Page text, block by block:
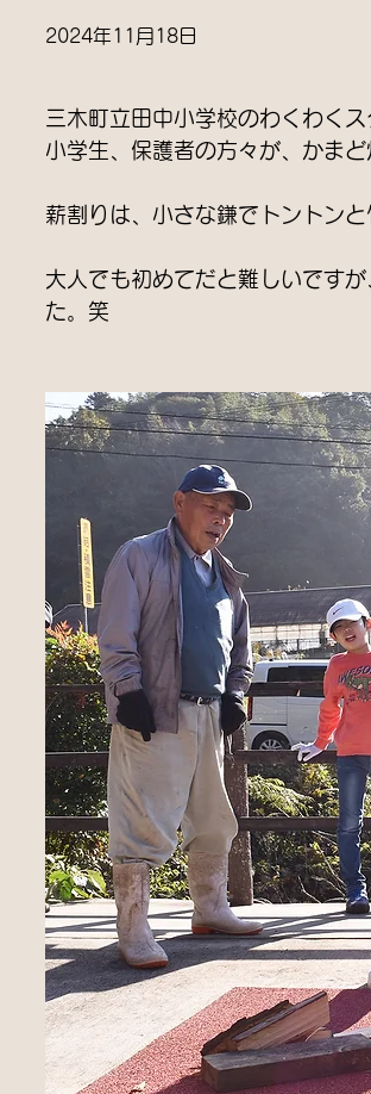
2024年11月18日
三木町立田中小学校のわくわくス
小学生、保護者の方々が、かま
薪割りは、小さな鎌でトントン
大人でも初めてだと難しいです
た。笑